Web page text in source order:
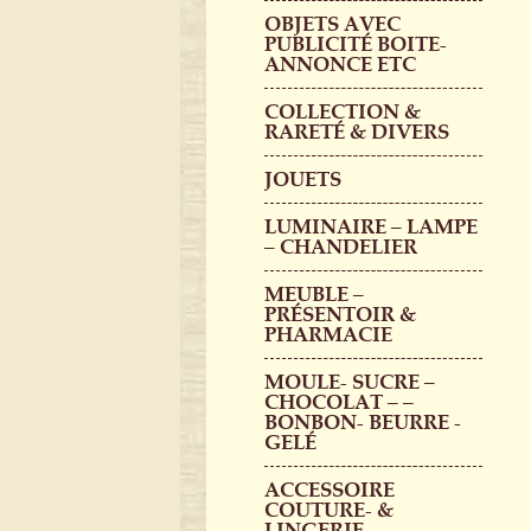
OBJETS AVEC
PUBLICITÉ BOITE-
ANNONCE ETC
COLLECTION &
RARETÉ & DIVERS
JOUETS
LUMINAIRE – LAMPE
– CHANDELIER
MEUBLE –
PRÉSENTOIR &
PHARMACIE
MOULE- SUCRE –
CHOCOLAT – –
BONBON- BEURRE -
GELÉ
ACCESSOIRE
COUTURE- &